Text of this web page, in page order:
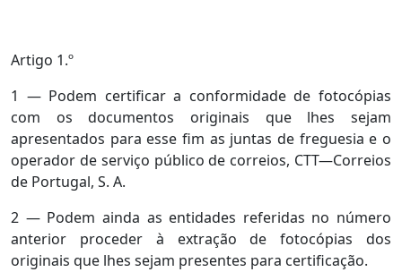
Artigo 1.º
1 — Podem certificar a conformidade de fotocópias
com os documentos originais que lhes sejam
apresentados para esse fim as juntas de freguesia e o
operador de serviço público de correios, CTT—Correios
de Portugal, S. A.
2 — Podem ainda as entidades referidas no número
anterior proceder à extração de fotocópias dos
originais que lhes sejam presentes para certificação.